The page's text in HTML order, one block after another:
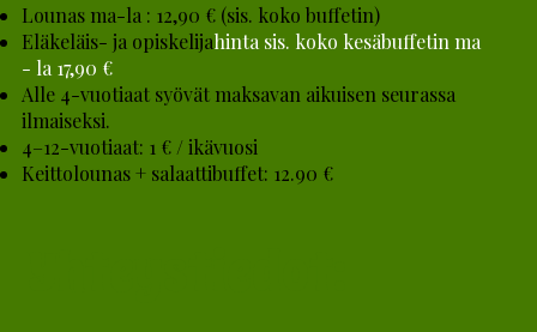
Lounas ma-la : 12,90 € (sis. koko buffetin)
Eläkeläis- ja opiskelijahinta sis. koko kesäbuffetin ma
- la 17,90 €
Alle 4-vuotiaat syövät maksavan aikuisen seurassa
ilmaiseksi.
4–12-vuotiaat: 1 € / ikävuosi
Keittolounas + salaattibuffet: 12.90 €